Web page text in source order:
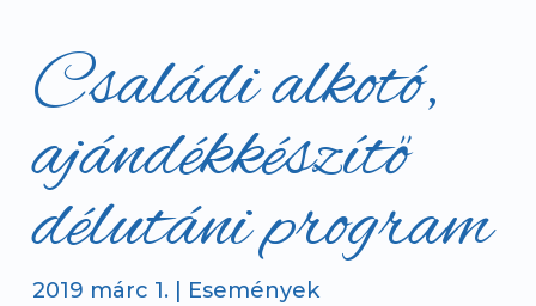
Családi alkotó,
ajándékkészítő
délutáni program
2019 márc 1.| Események